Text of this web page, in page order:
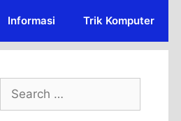
Informasi Trik Komputer
Search
for: